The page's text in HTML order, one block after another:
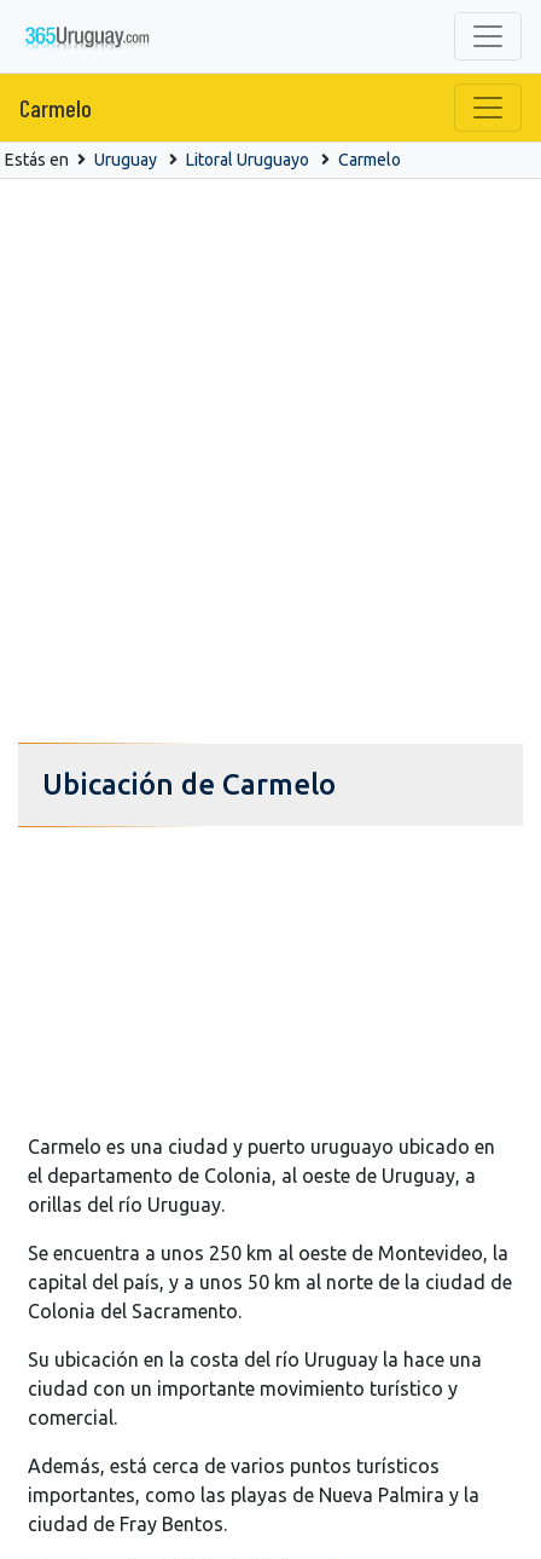
Carmelo
Estás en Uruguay Litoral Uruguayo Carmelo
Ubicación de Carmelo
Carmelo es una ciudad y puerto uruguayo ubicado en
el departamento de Colonia, al oeste de Uruguay, a
orillas del río Uruguay.
Se encuentra a unos 250 km al oeste de Montevideo, la
capital del país, y a unos 50 km al norte de la ciudad de
Colonia del Sacramento.
Su ubicación en la costa del río Uruguay la hace una
ciudad con un importante movimiento turístico y
comercial.
Además, está cerca de varios puntos turísticos
importantes, como las playas de Nueva Palmira y la
ciudad de Fray Bentos.